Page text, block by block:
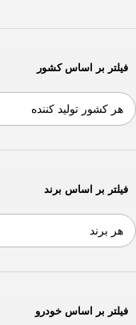
255/70R16
265/65R17
265/70R16
275/65R17
285/65R18
32/11.5R15
33/12.5R18
35/12.5R15
فیلتر بر اساس کشور
فیلتر بر اساس برند
فیلتر بر اساس خودرو